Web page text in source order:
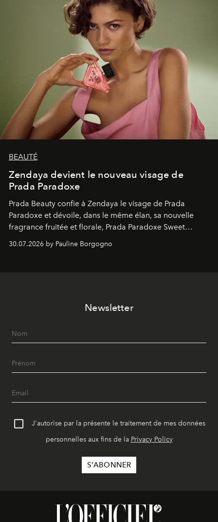
BEAUTÉ
Zendaya devient le nouveau visage de
Prada Paradoxe
Prada Beauty confie à Zendaya le visage de Prada
Paradoxe et dévoile, dans le même élan, sa nouvelle
fragrance fruitée et florale, Prada Paradoxe Sweet
Chemistry Eau de Parfum.
30.07.2026 by Pauline Borgogno
Newsletter
J'autorise par la présente le traitement de mes données
personnelles aux fins de la Privacy Policy